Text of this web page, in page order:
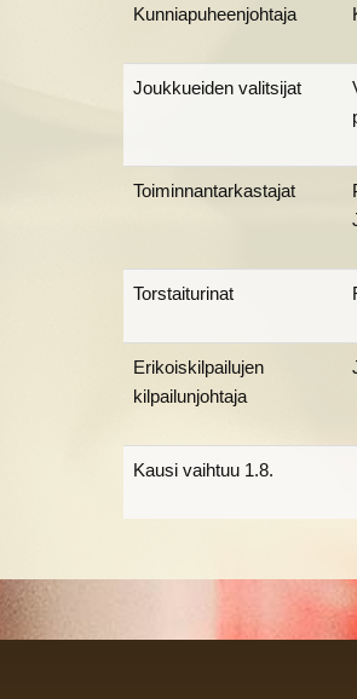
Kunniapuheenjohtaja
Joukkueiden valitsijat
Toiminnantarkastajat
Torstaiturinat
Erikoiskilpailujen
kilpailunjohtaja
Kausi vaihtuu 1.8.